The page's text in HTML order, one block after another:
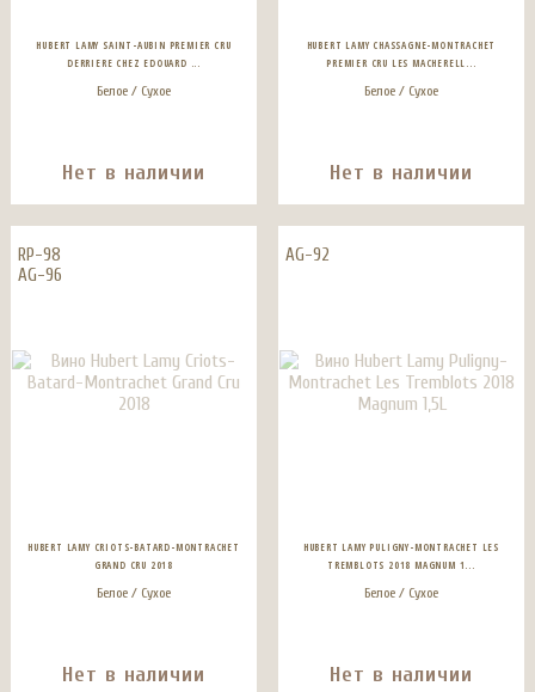
HUBERT LAMY SAINT-AUBIN PREMIER CRU
DERRIERE CHEZ EDOUARD ...
Белое / Сухое
Нет в наличии
HUBERT LAMY CHASSAGNE-MONTRACHET
PREMIER CRU LES MACHERELL...
Белое / Сухое
Нет в наличии
HUBERT LAMY CRIOTS-BATARD-MONTRACHET
GRAND CRU 2018
Белое / Сухое
Нет в наличии
RP-98
AG-96
HUBERT LAMY PULIGNY-MONTRACHET LES
TREMBLOTS 2018 MAGNUM 1...
Белое / Сухое
Нет в наличии
AG-92